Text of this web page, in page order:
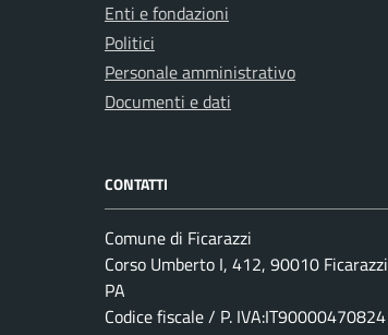
Enti e fondazioni
Politici
Personale amministrativo
Documenti e dati
CONTATTI
Comune di Ficarazzi
Corso Umberto I, 412, 90010 Ficarazzi
PA
Codice fiscale / P. IVA:IT90000470824